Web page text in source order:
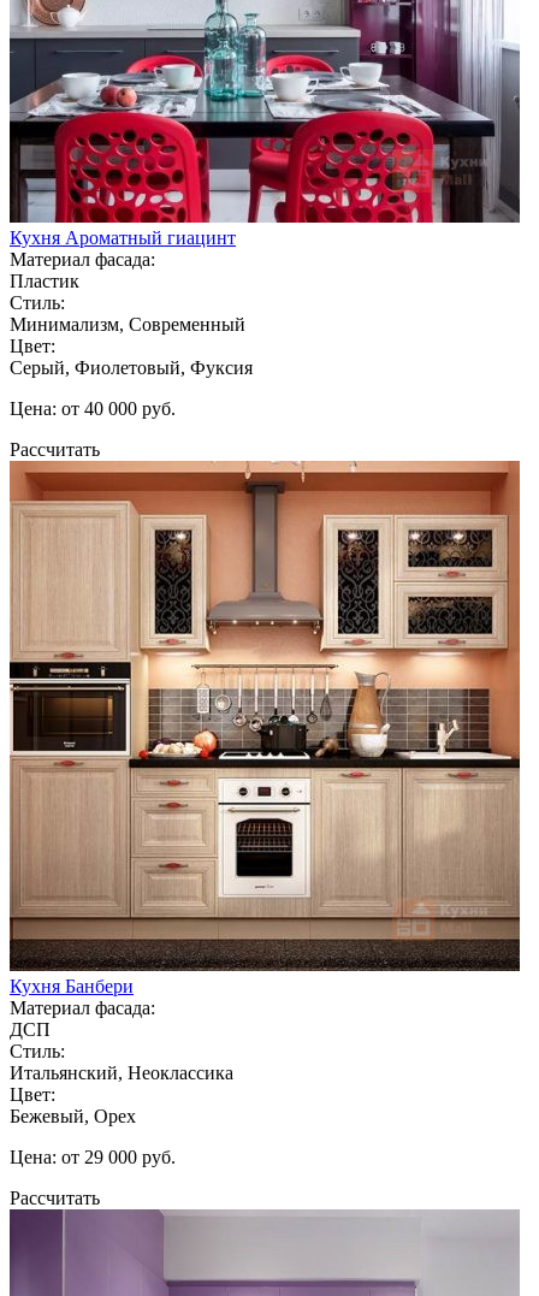
Кухня Ароматный гиацинт
Материал фасада:
Пластик
Стиль:
Минимализм, Современный
Цвет:
Серый, Фиолетовый, Фуксия
Цена: от 40 000 руб.
Рассчитать
Кухня Банбери
Материал фасада:
ДСП
Стиль:
Итальянский, Неоклассика
Цвет:
Бежевый, Орех
Цена: от 29 000 руб.
Рассчитать